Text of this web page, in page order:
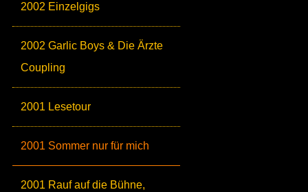
2002 Einzelgigs
2002 Garlic Boys & Die Ärzte
Coupling
2001 Lesetour
2001 Sommer nur für mich
2001 Rauf auf die Bühne,